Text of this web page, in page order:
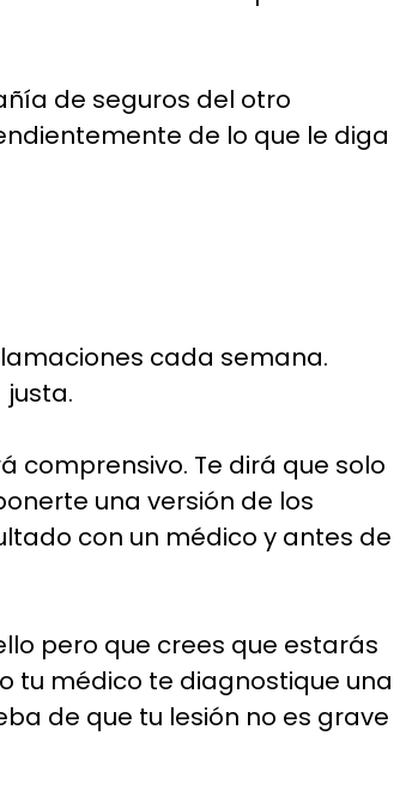
de seguros del otro
de lo que le diga
cada semana.
justa.
comprensivo. Te dirá que solo
una versión de los
con un médico y antes de
pero que crees que estarás
tu médico te diagnostique una
de que tu lesión no es grave